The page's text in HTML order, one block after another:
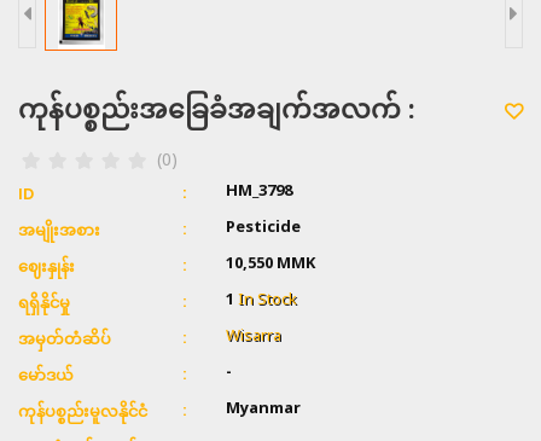
ကုန်ပစ္စည်းအခြေခံအချက်အလက် :
(0)
ID HM_3798
အမျိုးအစား Pesticide
ဈေးနှုန်း 10,550 MMK
ရရှိနိုင်မှု 1In Stock
အမှတ်တံဆိပ် Wisarra
မော်ဒယ် -
ကုန်ပစ္စည်းမူလနိုင်ငံ Myanmar